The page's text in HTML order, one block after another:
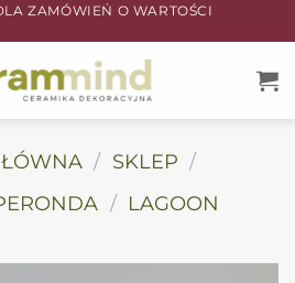
ZAMÓWIEŃ O WARTOŚCI
/ SKLEP /
/ LAGOON